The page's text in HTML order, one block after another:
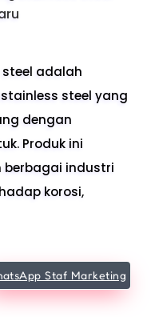
adalah
steel yang
dengan
Produk ini
industri
korosi,
Staf Marketing